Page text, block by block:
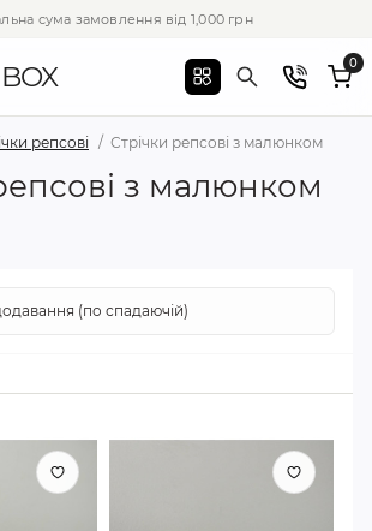
сума замовлення від 1,000 грн
0
репсові Стрічки репсові з малюнком
з малюнком